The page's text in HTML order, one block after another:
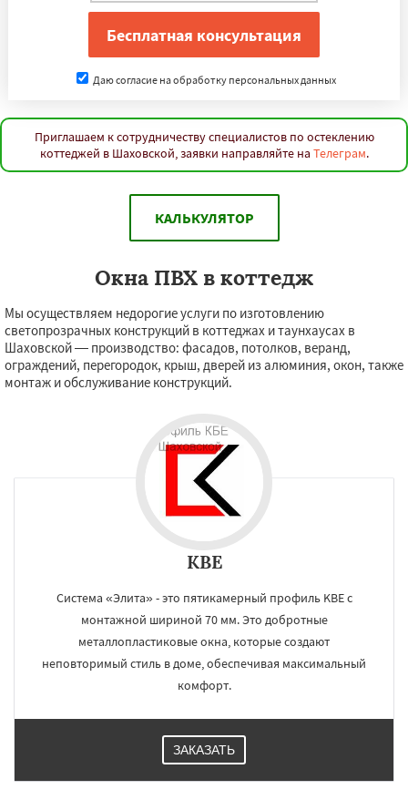
Даю согласие на обработку персональных данных
Приглашаем к сотрудничеству специалистов по остеклению
коттеджей в Шаховской, заявки направляйте на Телеграм.
КАЛЬКУЛЯТОР
Окна ПВХ в коттедж
Мы осуществляем недорогие услуги по изготовлению
светопрозрачных конструкций в коттеджах и таунхаусах в
Шаховской — производство: фасадов, потолков, веранд,
ограждений, перегородок, крыш, дверей из алюминия, окон, также
монтаж и обслуживание конструкций.
KBE
Система «Элита» - это пятикамерный профиль KBE с
монтажной шириной 70 мм. Это добротные
металлопластиковые окна, которые создают
неповторимый стиль в доме, обеспечивая максимальный
комфорт.
ЗАКАЗАТЬ